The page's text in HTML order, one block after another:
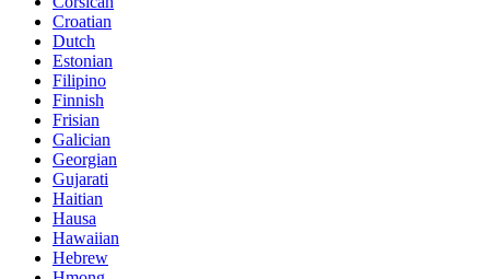
Croatian
Dutch
Estonian
Filipino
Finnish
Frisian
Galician
Georgian
Gujarati
Haitian
Hausa
Hawaiian
Hebrew